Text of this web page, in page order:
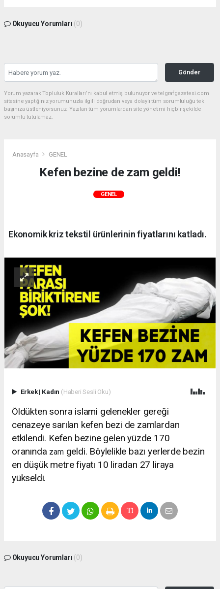
Okuyucu Yorumları (0)
Gönder
Yorum yazarak Topluluk Kuralları’nı kabul etmiş bulunuyor ve telgrafgazetesi.com
sitesine yaptığınız yorumunuzla ilgili doğrudan veya dolaylı tüm sorumluluğu tek
başınıza üstleniyorsunuz. Yazılan tüm yorumlardan site yönetimi hiçbir şekilde
sorumlu tutulamaz.
Anasayfa GENEL
Kefen bezine de zam geldi!
GENEL
Ekonomik kriz tekstil ürünlerinin fiyatlarını katladı.
Erkek| Kadın (Haberi Sesli Oku)
Öldükten sonra islami gelenekler gereği
cenazeye sarılan kefen bezi de zamlardan
etkilendi. Kefen bezine gelen yüzde 170
oranında zamgeldi. Böylelikle bazı yerlerde bezin
en düşük metre fiyatı 10 liradan 27 liraya
yükseldi.
Okuyucu Yorumları (0)